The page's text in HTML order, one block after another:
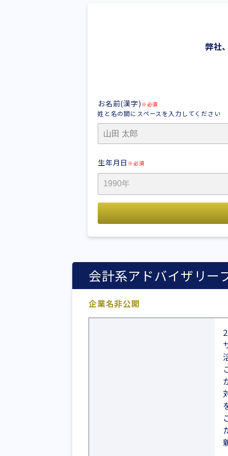
弊社
お名前(漢字) ※必須
姓と名の間にスペースを入力してください
生年月日 ※必須
会計系アドバイザリー
企業名非公開